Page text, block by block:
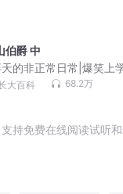
伯爵 中
的非正常日常|爆笑上
大百科 68.2万
持免费在线阅读试听和